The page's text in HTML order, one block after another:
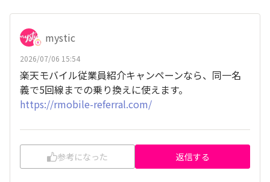
mystic
2026/07/06 15:54
楽天モバイル従業員紹介キャンペーンなら、同一名
義で5回線までの乗り換えに使えます。
https://rmobile-referral.com/
参考になった 返信する